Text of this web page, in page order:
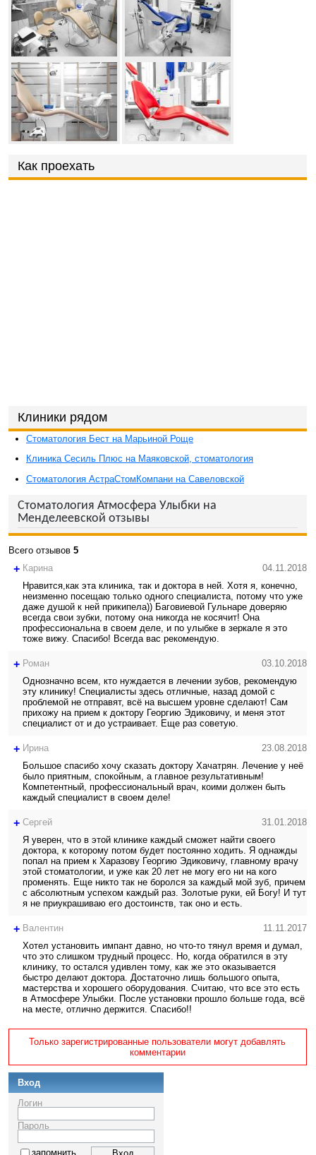
Как проехать
Клиники рядом
Стоматология Бест на Марьиной Роще
Клиника Сесиль Плюс на Маяковской, стоматология
Стоматология АстраСтомКомпани на Савеловской
Стоматология Атмосфера Улыбки на
Менделеевской отзывы
Всего отзывов 5
+ Карина
04.11.2018
Нравится,как эта клиника, так и доктора в ней. Хотя я, конечно,
неизменно посещаю только одного специалиста, потому что уже
даже душой к ней прикипела)) Баговиевой Гульнаре доверяю
всегда свои зубки, потому она никогда не косячит! Она
профессиональна в своем деле, и по улыбке в зеркале я это
тоже вижу. Спасибо! Всегда вас рекомендую.
+ Роман
03.10.2018
Однозначно всем, кто нуждается в лечении зубов, рекомендую
эту клинику! Специалисты здесь отличные, назад домой с
проблемой не отправят, всё на высшем уровне сделают! Сам
прихожу на прием к доктору Георгию Эдиковичу, и меня этот
специалист от и до устраивает. Еще раз советую.
+ Ирина
23.08.2018
Большое спасибо хочу сказать доктору Хачатрян. Лечение у неё
было приятным, спокойным, а главное результативным!
Компетентный, профессиональный врач, коими должен быть
каждый специалист в своем деле!
+ Сергей
31.01.2018
Я уверен, что в этой клинике каждый сможет найти своего
доктора, к которому потом будет постоянно ходить. Я однажды
попал на прием к Харазову Георгию Эдиковичу, главному врачу
этой стоматологии, и уже как 20 лет не могу его ни на кого
променять. Еще никто так не боролся за каждый мой зуб, причем
с абсолютным успехом каждый раз. Золотые руки, ей Богу! И тут
я не приукрашиваю его достоинств, так оно и есть.
+ Валентин
11.11.2017
Хотел установить импант давно, но что-то тянул время и думал,
что это слишком трудный процесс. Но, когда обратился в эту
клинику, то остался удивлен тому, как же это оказывается
быстро делают доктора. Достаточно лишь большого опыта,
мастерства и хорошего оборудования. Считаю, что все это есть
в Атмосфере Улыбки. После установки прошло больше года, всё
на месте, отлично держится. Спасибо!!
Только зарегистрированные пользователи могут добавлять
комментарии
Вход
Логин
Пароль
запомнить